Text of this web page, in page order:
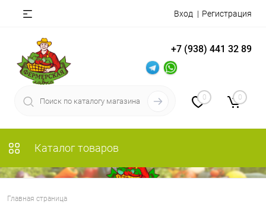
Вход Регистрация
+7 (938) 441 32 89
0 0
Каталог товаров
Главная страница